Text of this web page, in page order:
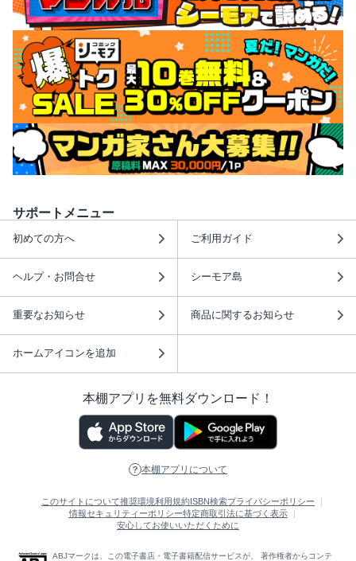
サポートメニュー
初めての方へ ご利用ガイド
ヘルプ・お問合せ シーモア島
重要なお知らせ 商品に関するお知らせ
ホームアイコンを追加
本棚アプリを無料ダウンロード！
本棚アプリについて
このサイトについて推奨環境利用規約 ISBN検索プライバシーポリシー
情報セキュリティーポリシー特定商取引法に基づく表示
安心してお使いいただくために
ABJマークは、この電子書店・電子書籍配信サービスが、 著作権者からコンテ